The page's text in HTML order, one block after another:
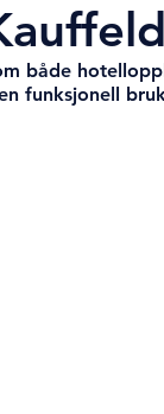
både
funksjonell